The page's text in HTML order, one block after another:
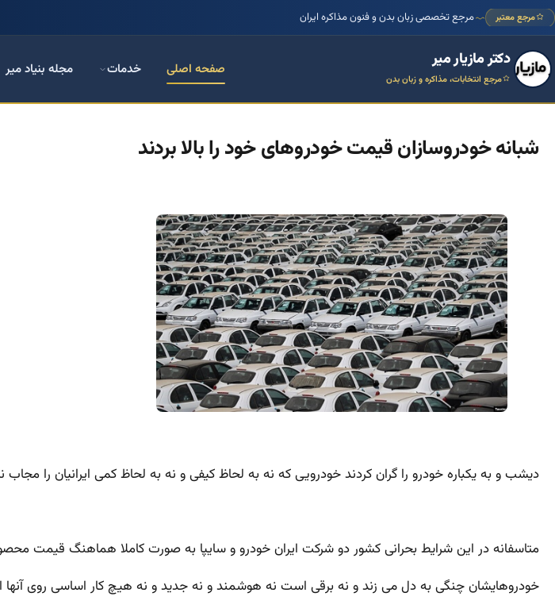
مرجع معتبر مرجع تخصصی زبان بدن و فنون مذاکره ایران
دکتر مازیار میر
مرجع انتخابات، مذاکره و زبان بدن
صفحه اصلی خدمات مجله بنیاد میر
شبانه خودروسازان قیمت خودروهای خود را بالا بردند
دیشب و به یکباره خودرو را گران کردند خودرویی که نه به لحاظ کیفی و نه به لحاظ کمی ایرانیان را
متاسفانه در این شرایط بحرانی کشور دو شرکت ایران خودرو و سایپا به صورت کاملا هماهنگ قیمت
خودروهایشان چنگی به دل می زند و نه برقی است نه هوشمند و نه جدید و نه هیچ کار اساسی روی